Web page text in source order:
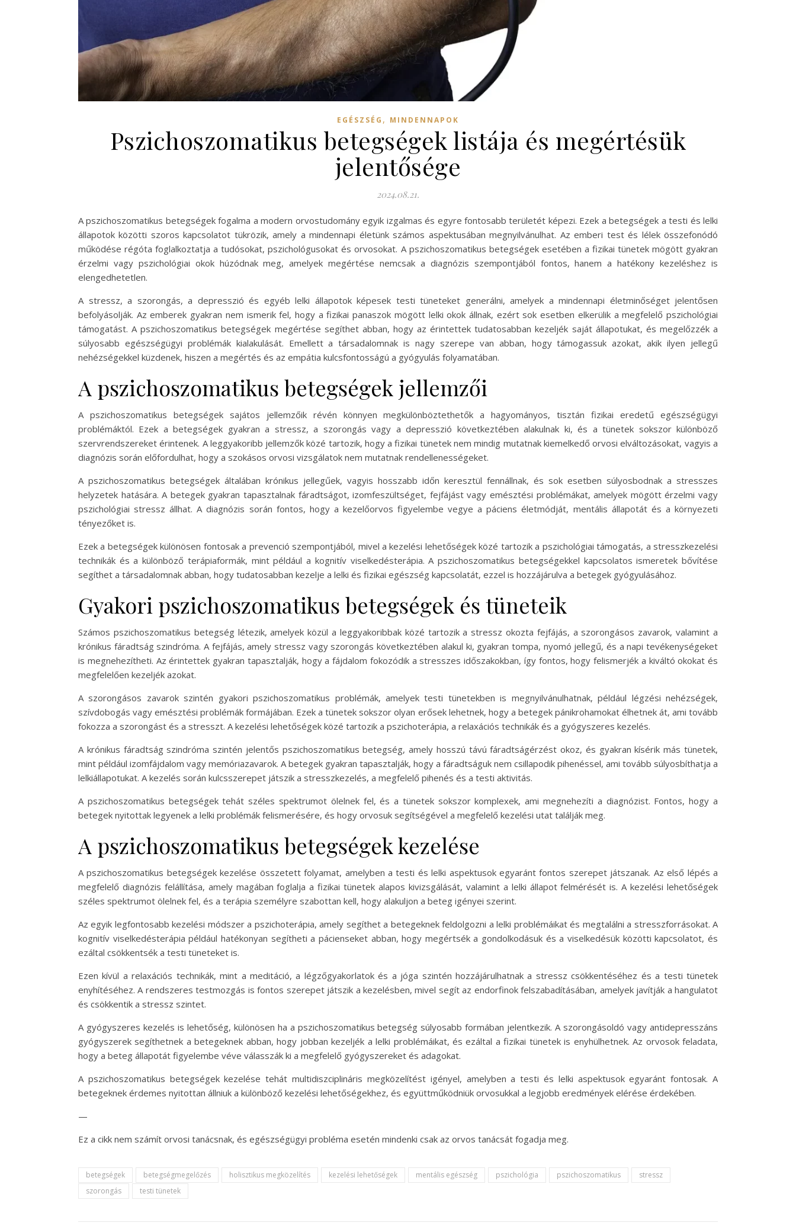
EGÉSZSÉG , MINDENNAPOK
Pszichoszomatikus betegségek listája és megértésük
jelentősége
2024.08.21.
A pszichoszomatikus betegségek fogalma a modern orvostudomány egyik izgalmas és egyre fontosabb területét képezi. Ezek a betegségek a testi és lelki
állapotok közötti szoros kapcsolatot tükrözik, amely a mindennapi életünk számos aspektusában megnyilvánulhat. Az emberi test és lélek összefonódó
működése régóta foglalkoztatja a tudósokat, pszichológusokat és orvosokat. A pszichoszomatikus betegségek esetében a fizikai tünetek mögött gyakran
érzelmi vagy pszichológiai okok húzódnak meg, amelyek megértése nemcsak a diagnózis szempontjából fontos, hanem a hatékony kezeléshez is
elengedhetetlen.
A stressz, a szorongás, a depresszió és egyéb lelki állapotok képesek testi tüneteket generálni, amelyek a mindennapi életminőséget jelentősen
befolyásolják. Az emberek gyakran nem ismerik fel, hogy a fizikai panaszok mögött lelki okok állnak, ezért sok esetben elkerülik a megfelelő pszichológiai
támogatást. A pszichoszomatikus betegségek megértése segíthet abban, hogy az érintettek tudatosabban kezeljék saját állapotukat, és megelőzzék a
súlyosabb egészségügyi problémák kialakulását. Emellett a társadalomnak is nagy szerepe van abban, hogy támogassuk azokat, akik ilyen jellegű
nehézségekkel küzdenek, hiszen a megértés és az empátia kulcsfontosságú a gyógyulás folyamatában.
A pszichoszomatikus betegségek jellemzői
A pszichoszomatikus betegségek sajátos jellemzőik révén könnyen megkülönböztethetők a hagyományos, tisztán fizikai eredetű egészségügyi
problémáktól. Ezek a betegségek gyakran a stressz, a szorongás vagy a depresszió következtében alakulnak ki, és a tünetek sokszor különböző
szervrendszereket érintenek. A leggyakoribb jellemzők közé tartozik, hogy a fizikai tünetek nem mindig mutatnak kiemelkedő orvosi elváltozásokat, vagyis a
diagnózis során előfordulhat, hogy a szokásos orvosi vizsgálatok nem mutatnak rendellenességeket.
A pszichoszomatikus betegségek általában krónikus jellegűek, vagyis hosszabb időn keresztül fennállnak, és sok esetben súlyosbodnak a stresszes
helyzetek hatására. A betegek gyakran tapasztalnak fáradtságot, izomfeszültséget, fejfájást vagy emésztési problémákat, amelyek mögött érzelmi vagy
pszichológiai stressz állhat. A diagnózis során fontos, hogy a kezelőorvos figyelembe vegye a páciens életmódját, mentális állapotát és a környezeti
tényezőket is.
Ezek a betegségek különösen fontosak a prevenció szempontjából, mivel a kezelési lehetőségek közé tartozik a pszichológiai támogatás, a stresszkezelési
technikák és a különböző terápiaformák, mint például a kognitív viselkedésterápia. A pszichoszomatikus betegségekkel kapcsolatos ismeretek bővítése
segíthet a társadalomnak abban, hogy tudatosabban kezelje a lelki és fizikai egészség kapcsolatát, ezzel is hozzájárulva a betegek gyógyulásához.
Gyakori pszichoszomatikus betegségek és tüneteik
Számos pszichoszomatikus betegség létezik, amelyek közül a leggyakoribbak közé tartozik a stressz okozta fejfájás, a szorongásos zavarok, valamint a
krónikus fáradtság szindróma. A fejfájás, amely stressz vagy szorongás következtében alakul ki, gyakran tompa, nyomó jellegű, és a napi tevékenységeket
is megnehezítheti. Az érintettek gyakran tapasztalják, hogy a fájdalom fokozódik a stresszes időszakokban, így fontos, hogy felismerjék a kiváltó okokat és
megfelelően kezeljék azokat.
A szorongásos zavarok szintén gyakori pszichoszomatikus problémák, amelyek testi tünetekben is megnyilvánulhatnak, például légzési nehézségek,
szívdobogás vagy emésztési problémák formájában. Ezek a tünetek sokszor olyan erősek lehetnek, hogy a betegek pánikrohamokat élhetnek át, ami tovább
fokozza a szorongást és a stresszt. A kezelési lehetőségek közé tartozik a pszichoterápia, a relaxációs technikák és a gyógyszeres kezelés.
A krónikus fáradtság szindróma szintén jelentős pszichoszomatikus betegség, amely hosszú távú fáradtságérzést okoz, és gyakran kísérik más tünetek,
mint például izomfájdalom vagy memóriazavarok. A betegek gyakran tapasztalják, hogy a fáradtságuk nem csillapodik pihenéssel, ami tovább súlyosbíthatja a
lelkiállapotukat. A kezelés során kulcsszerepet játszik a stresszkezelés, a megfelelő pihenés és a testi aktivitás.
A pszichoszomatikus betegségek tehát széles spektrumot ölelnek fel, és a tünetek sokszor komplexek, ami megnehezíti a diagnózist. Fontos, hogy a
betegek nyitottak legyenek a lelki problémák felismerésére, és hogy orvosuk segítségével a megfelelő kezelési utat találják meg.
A pszichoszomatikus betegségek kezelése
A pszichoszomatikus betegségek kezelése összetett folyamat, amelyben a testi és lelki aspektusok egyaránt fontos szerepet játszanak. Az első lépés a
megfelelő diagnózis felállítása, amely magában foglalja a fizikai tünetek alapos kivizsgálását, valamint a lelki állapot felmérését is. A kezelési lehetőségek
széles spektrumot ölelnek fel, és a terápia személyre szabottan kell, hogy alakuljon a beteg igényei szerint.
Az egyik legfontosabb kezelési módszer a pszichoterápia, amely segíthet a betegeknek feldolgozni a lelki problémáikat és megtalálni a stresszforrásokat. A
kognitív viselkedésterápia például hatékonyan segítheti a pácienseket abban, hogy megértsék a gondolkodásuk és a viselkedésük közötti kapcsolatot, és
ezáltal csökkentsék a testi tüneteket is.
Ezen kívül a relaxációs technikák, mint a meditáció, a légzőgyakorlatok és a jóga szintén hozzájárulhatnak a stressz csökkentéséhez és a testi tünetek
enyhítéséhez. A rendszeres testmozgás is fontos szerepet játszik a kezelésben, mivel segít az endorfinok felszabadításában, amelyek javítják a hangulatot
és csökkentik a stressz szintet.
A gyógyszeres kezelés is lehetőség, különösen ha a pszichoszomatikus betegség súlyosabb formában jelentkezik. A szorongásoldó vagy antidepresszáns
gyógyszerek segíthetnek a betegeknek abban, hogy jobban kezeljék a lelki problémáikat, és ezáltal a fizikai tünetek is enyhülhetnek. Az orvosok feladata,
hogy a beteg állapotát figyelembe véve válasszák ki a megfelelő gyógyszereket és adagokat.
A pszichoszomatikus betegségek kezelése tehát multidiszciplináris megközelítést igényel, amelyben a testi és lelki aspektusok egyaránt fontosak. A
betegeknek érdemes nyitottan állniuk a különböző kezelési lehetőségekhez, és együttműködniük orvosukkal a legjobb eredmények elérése érdekében.
—
Ez a cikk nem számít orvosi tanácsnak, és egészségügyi probléma esetén mindenki csak az orvos tanácsát fogadja meg.
betegségek betegségmegelőzés holisztikus megközelítés kezelési lehetőségek mentális egészség pszichológia pszichoszomatikus
stressz
szorongás
testi tünetek